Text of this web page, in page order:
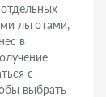
льготами,
в
с
выбрать